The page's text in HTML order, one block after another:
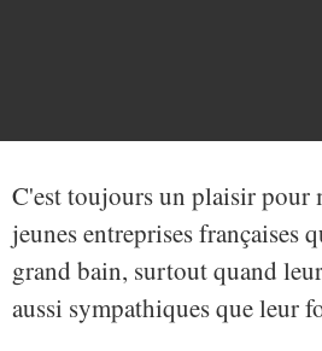
C'est toujours un plaisir pour
jeunes entreprises françaises
grand bain, surtout quand
aussi sympathiques que leur